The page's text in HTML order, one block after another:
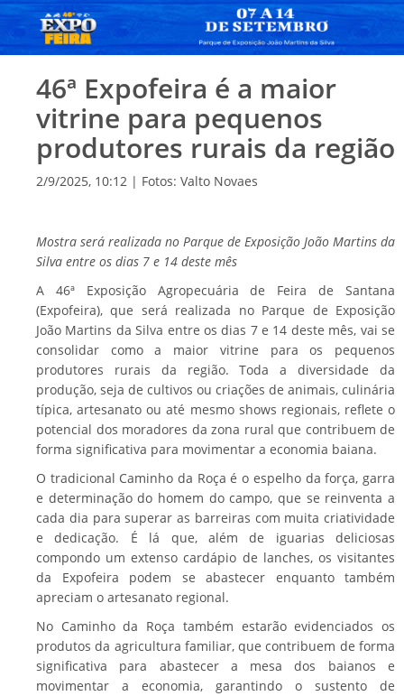
46ª Expofeira é a maior
vitrine para pequenos
produtores rurais da região
2/9/2025, 10:12 | Fotos: Valto Novaes
Mostra será realizada no Parque de Exposição João Martins da
Silva entre os dias 7 e 14 deste mês
A 46ª Exposição Agropecuária de Feira de Santana
(Expofeira), que será realizada no Parque de Exposição
João Martins da Silva entre os dias 7 e 14 deste mês, vai se
consolidar como a maior vitrine para os pequenos
produtores rurais da região. Toda a diversidade da
produção, seja de cultivos ou criações de animais, culinária
típica, artesanato ou até mesmo shows regionais, reflete o
potencial dos moradores da zona rural que contribuem de
forma significativa para movimentar a economia baiana.
O tradicional Caminho da Roça é o espelho da força, garra
e determinação do homem do campo, que se reinventa a
cada dia para superar as barreiras com muita criatividade
e dedicação. É lá que, além de iguarias deliciosas
compondo um extenso cardápio de lanches, os visitantes
da Expofeira podem se abastecer enquanto também
apreciam o artesanato regional.
No Caminho da Roça também estarão evidenciados os
produtos da agricultura familiar, que contribuem de forma
significativa para abastecer a mesa dos baianos e
movimentar a economia, garantindo o sustento de